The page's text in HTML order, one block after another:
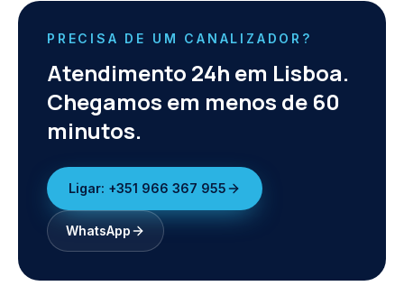
PRECISA DE UM CANALIZADOR?
Atendimento 24h em Lisboa.
Chegamos em menos de 60
minutos.
Ligar: +351 966 367 955
WhatsApp